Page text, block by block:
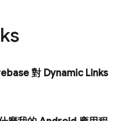
對 Dynamic Links